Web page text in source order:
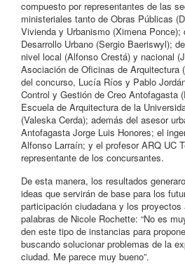
compuesto por representantes de las
ministeriales tanto de Obras Públicas
Vivienda y Urbanismo (Ximena Ponce);
Desarrollo Urbano (Sergio Baeriswyl);
nivel local (Alfonso Crestá) y nacional
Asociación de Oficinas de Arquitectura
del concurso, Lucía Ríos y Pablo
Control y Gestión de Creo Antofagasta
Escuela de Arquitectura de la
(Valeska Cerda); además del asesor
Antofagasta Jorge Luis Honores; el
Alfonso Larraín; y el profesor ARQ UC
representante de los concursantes.
De esta manera, los resultados
ideas que servirán de base para los
participación ciudadana y los
palabras de Nicole Rochette: “No es
den este tipo de instancias para
buscando solucionar problemas de la
ciudad. Me parece muy bueno”.